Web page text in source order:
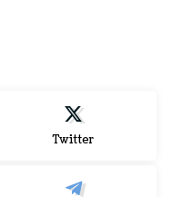
Twitter